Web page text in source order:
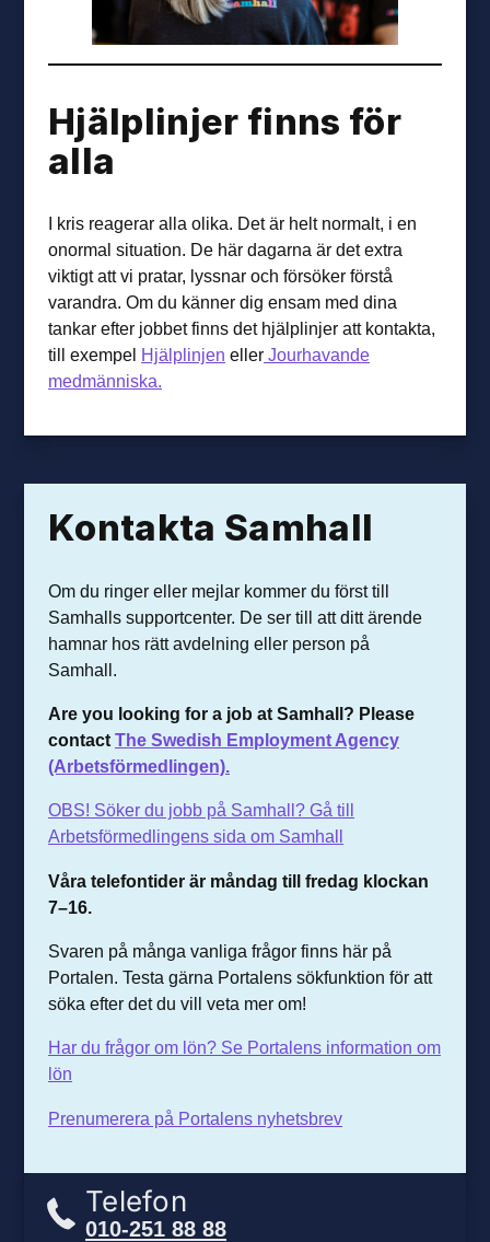
Hjälplinjer finns för
alla
I kris reagerar alla olika. Det är helt normalt, i en
onormal situation. De här dagarna är det extra
viktigt att vi pratar, lyssnar och försöker förstå
varandra. Om du känner dig ensam med dina
tankar efter jobbet finns det hjälplinjer att kontakta,
till exempel Hjälplinjen eller Jourhavande
medmänniska.
Kontakta Samhall
Om du ringer eller mejlar kommer du först till
Samhalls supportcenter. De ser till att ditt ärende
hamnar hos rätt avdelning eller person på
Samhall.
Are you looking for a job at Samhall? Please
contactThe Swedish Employment Agency
(Arbetsförmedlingen).
OBS! Söker du jobb på Samhall? Gå till
Arbetsförmedlingens sida om Samhall
Våra telefontider är måndag till fredag klockan
7–16.
Svaren på många vanliga frågor finns här på
Portalen. Testa gärna Portalens sökfunktion för att
söka efter det du vill veta mer om!
Har du frågor om lön? Se Portalens information om
lön
Prenumerera på Portalens nyhetsbrev
Telefon
010-251 88 88